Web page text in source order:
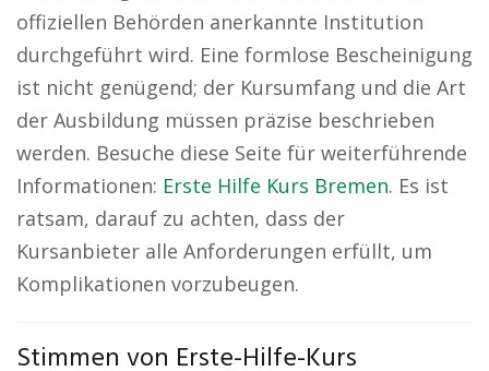
offiziellen Behörden anerkannte Institution
durchgeführt wird. Eine formlose Bescheinigung
ist nicht genügend; der Kursumfang und die Art
der Ausbildung müssen präzise beschrieben
werden. Besuche diese Seite für weiterführende
Informationen: Erste Hilfe Kurs Bremen. Es ist
ratsam, darauf zu achten, dass der
Kursanbieter alle Anforderungen erfüllt, um
Komplikationen vorzubeugen.
Stimmen von Erste-Hilfe-Kurs